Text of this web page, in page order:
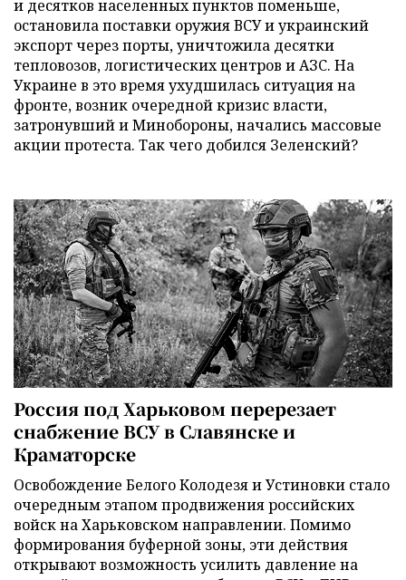
и десятков населенных пунктов поменьше,
остановила поставки оружия ВСУ и украинский
экспорт через порты, уничтожила десятки
тепловозов, логистических центров и АЗС. На
Украине в это время ухудшилась ситуация на
фронте, возник очередной кризис власти,
затронувший и Минобороны, начались массовые
акции протеста. Так чего добился Зеленский?
Россия под Харьковом перерезает
снабжение ВСУ в Славянске и
Краматорске
Освобождение Белого Колодезя и Устиновки стало
очередным этапом продвижения российских
войск на Харьковском направлении. Помимо
формирования буферной зоны, эти действия
открывают возможность усилить давление на